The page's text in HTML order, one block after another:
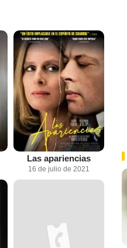
Las apariencias
16 de julio de 2021